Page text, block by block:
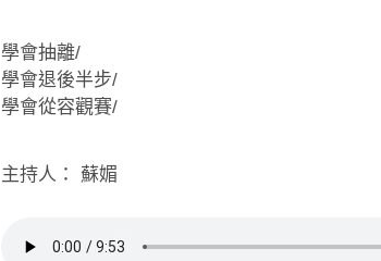
學會抽離/
學會退後半步/
學會從容觀賽/
主持人： 蘇媚